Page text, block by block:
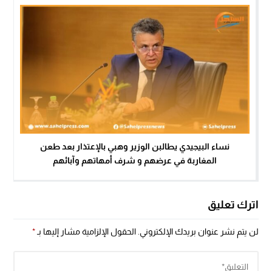
نساء البيجيدي يطالبن الوزير وهبي بالإعتذار بعد طعن
المغاربة في عرضهم و شرف أمهاتهم وآبائهم
اترك تعليق
لن يتم نشر عنوان بريدك الإلكتروني. الحقول الإلزامية مشار إليها بـ*